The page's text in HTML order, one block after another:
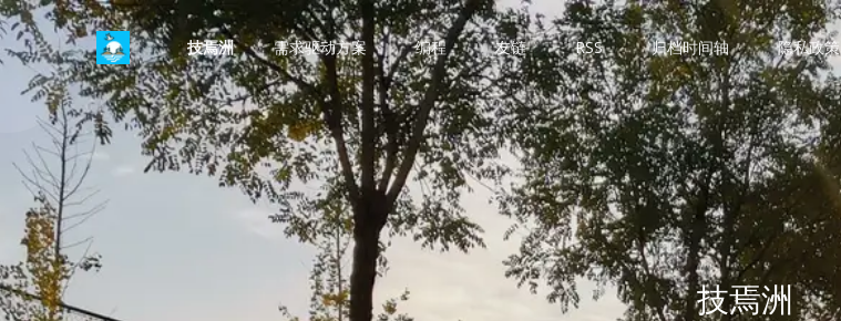
技焉洲 需求驱动方案 编程 友链 RSS 归档时间轴 隐私政策
技焉洲